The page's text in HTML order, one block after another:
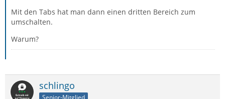
Mit den Tabs hat man dann einen dritten Bereich zum
umschalten.
Warum?
schlingo
Senior-Mitglied